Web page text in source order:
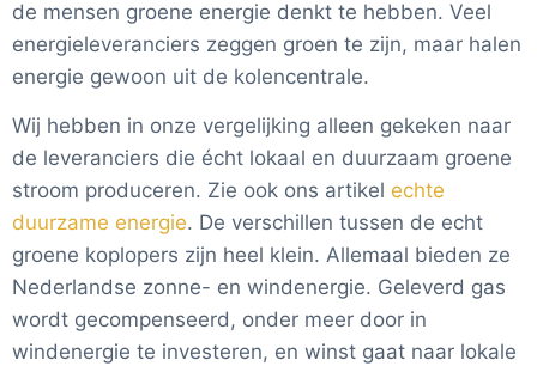
de mensen groene energie denkt te hebben. Veel
energieleveranciers zeggen groen te zijn, maar halen
energie gewoon uit de kolencentrale.
Wij hebben in onze vergelijking alleen gekeken naar
de leveranciers die écht lokaal en duurzaam groene
stroom produceren. Zie ook ons artikel echte
duurzame energie. De verschillen tussen de echt
groene koplopers zijn heel klein. Allemaal bieden ze
Nederlandse zonne- en windenergie. Geleverd gas
wordt gecompenseerd, onder meer door in
windenergie te investeren, en winst gaat naar lokale